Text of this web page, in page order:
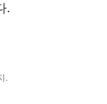
.
.